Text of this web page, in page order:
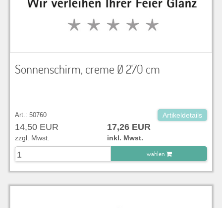
Sonnenschirm, creme Ø 270 cm
Art.: 50760 Artikeldetails
14,50 EUR 17,26 EUR
zzgl. Mwst.
inkl. Mwst.
wählen
zu Warenkorb hinzugefügt.